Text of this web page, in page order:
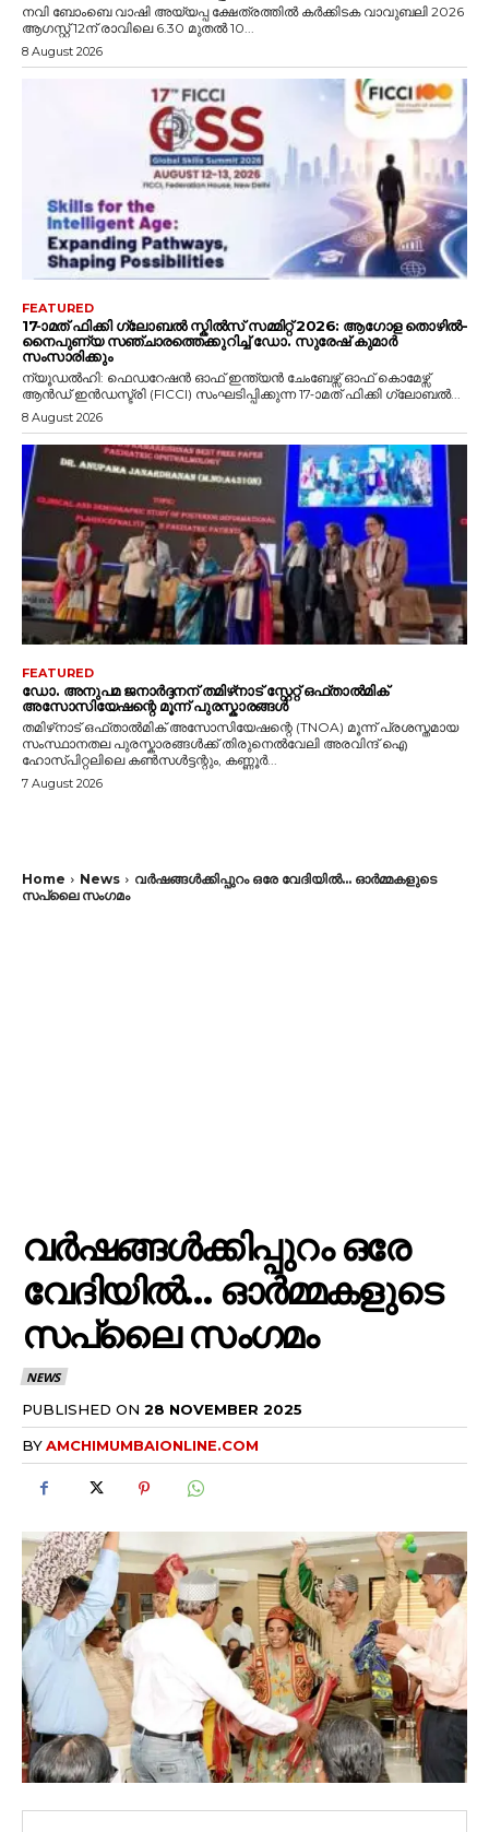
നവി ബോംബെ വാഷി അയ്യപ്പ ക്ഷേത്രത്തിൽ കർക്കിടക വാവുബലി 2026
ആഗസ്റ്റ് 12ന് രാവിലെ 6.30 മുതൽ 10...
8 August 2026
FEATURED
17-ാമത് ഫിക്കി ഗ്ലോബൽ സ്കിൽസ് സമ്മിറ്റ് 2026: ആഗോള തൊഴിൽ-
നൈപുണ്യ സഞ്ചാരത്തെക്കുറിച്ച് ഡോ. സുരേഷ് കുമാർ
സംസാരിക്കും
ന്യൂഡൽഹി: ഫെഡറേഷൻ ഓഫ് ഇന്ത്യൻ ചേംബേഴ്സ് ഓഫ് കൊമേഴ്സ്
ആൻഡ് ഇൻഡസ്ട്രി (FICCI) സംഘടിപ്പിക്കുന്ന 17-ാമത് ഫിക്കി ഗ്ലോബൽ...
8 August 2026
FEATURED
ഡോ. അനുപമ ജനാർദ്ദനന് തമിഴ്‌നാട് സ്റ്റേറ്റ് ഒഫ്താൽമിക്
അസോസിയേഷന്റെ മൂന്ന് പുരസ്കാരങ്ങൾ
തമിഴ്‌നാട് ഒഫ്താൽമിക് അസോസിയേഷന്റെ (TNOA) മൂന്ന് പ്രശസ്തമായ
സംസ്ഥാനതല പുരസ്കാരങ്ങൾക്ക് തിരുനെൽവേലി അരവിന്ദ് ഐ
ഹോസ്പിറ്റലിലെ കൺസൾട്ടന്റും, കണ്ണൂർ...
7 August 2026